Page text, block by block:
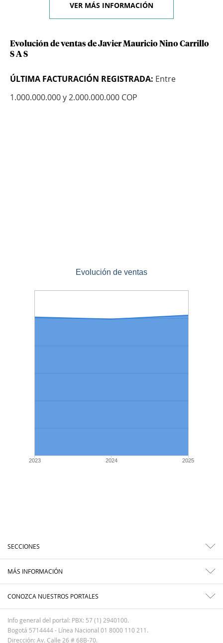
VER MÁS INFORMACIÓN
Evolución de ventas de Javier Mauricio Nino Carrillo
S A S
ÚLTIMA FACTURACIÓN REGISTRADA: Entre
1.000.000.000 y 2.000.000.000 COP
Evolución de ventas
2023 2024 2025
SECCIONES
MÁS INFORMACIÓN
CONOZCA NUESTROS PORTALES
Info general del portal: PBX: 57 (1) 2940100.
Bogotá 5714444 - Línea Nacional 01 8000 110 211.
Dirección: Av. Calle 26 # 68B-70.